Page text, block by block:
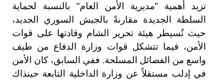
تزيد أهمية "مديرية الأمن العام" بالنسبة لحماية
السلطة الجديدة مقارنةً بالجيش السوري الجديد،
حيث تُسيطر هيئة تحرير الشام وقادتها على قوات
الأمن، فيما تتشكل قوات وزارة الدفاع من طيف
واسع من الفصائل المسلحة. ففي السابق، كان الأمن
في إدلب مستقلاً عن وزارة الداخلية التابعة حينذاك